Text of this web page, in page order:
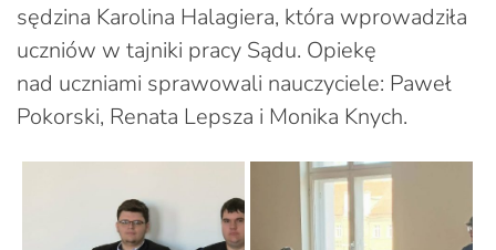
sędzina Karolina Halagiera, która wprowadziła
uczniów w tajniki pracy Sądu. Opiekę
nad uczniami sprawowali nauczyciele: Paweł
Pokorski, Renata Lepsza i Monika Knych.